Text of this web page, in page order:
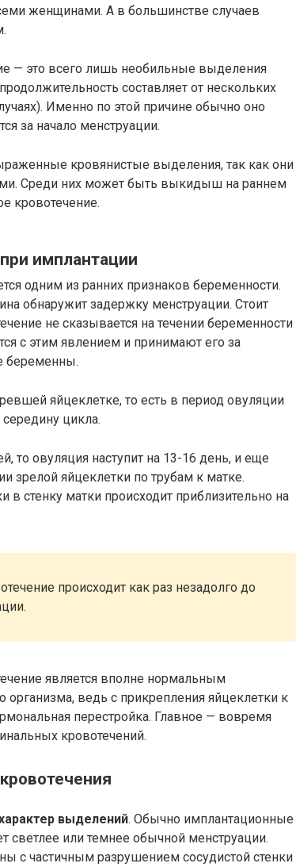
женщинами. А в большинстве случаев
— это всего лишь необильные выделения
составляет от нескольких
Именно по этой причине обычно оно
за начало менструации.
кровянистые выделения, так как они
Среди них может быть выкидыш на раннем
кровотечение.
имплантации
одним из ранних признаков беременности.
обнаружит задержку менструации. Стоит
не сказывается на течении беременности
с этим явлением и принимают его за
беременны.
яйцеклетке, то есть в период овуляции
цикла.
то овуляция наступит на 13-16 день, и еще
зрелой яйцеклетки по трубам к матке.
в стенку матки происходит приблизительно на
происходит как раз незадолго до
является вполне нормальным
ведь с прикрепления яйцеклетки к
перестройка. Главное — вовремя
кровотечений.
выделений. Обычно имплантационные
светлее или темнее обычной менструации.
с частичным разрушением сосудистой стенки